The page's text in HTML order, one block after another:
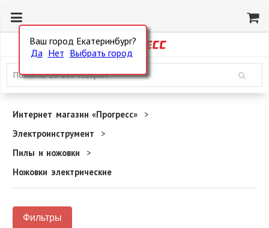
Ваш город Екатеринбург?
Да Нет Выбрать город
Интернет магазин «Прогресс»
Электроинструмент
Пилы и ножовки
Ножовки электрические
Фильтры